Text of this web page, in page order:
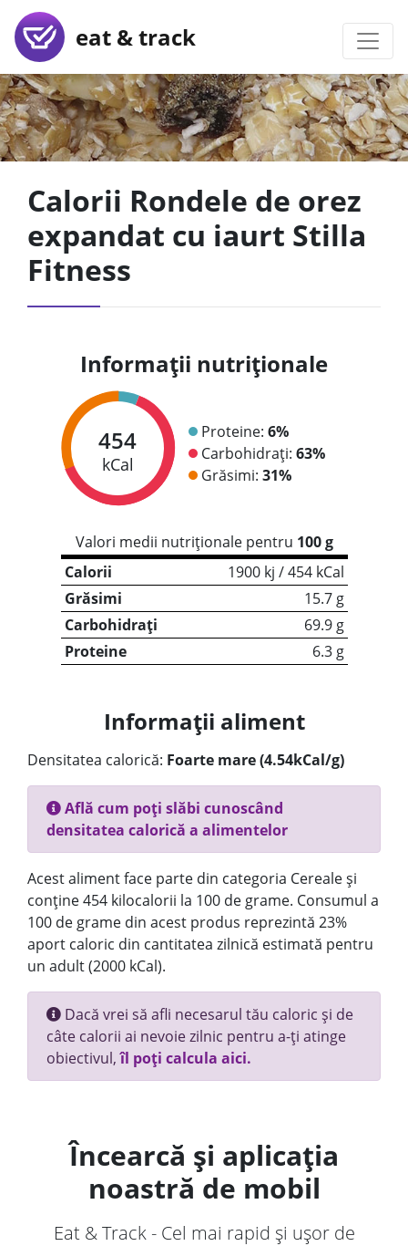
eat & track
Calorii Rondele de orez
expandat cu iaurt Stilla
Fitness
Informații nutriționale
454
kCal
Proteine: 6%
Carbohidrați: 63%
Grăsimi: 31%
Valori medii nutriționale pentru 100 g
Calorii
1900 kj / 454 kCal
Grăsimi
15.7 g
Carbohidrați
69.9 g
Proteine
6.3 g
Informații aliment
Densitatea calorică: Foarte mare (4.54kCal/g)
Află cum poți slăbi cunoscând
densitatea calorică a alimentelor
Acest aliment face parte din categoria Cereale și
conține 454 kilocalorii la 100 de grame. Consumul a
100 de grame din acest produs reprezintă 23%
aport caloric din cantitatea zilnică estimată pentru
un adult (2000 kCal).
Dacă vrei să afli necesarul tău caloric și de
câte calorii ai nevoie zilnic pentru a-ți atinge
obiectivul,îl poți calcula aici.
Încearcă și aplicația
noastră de mobil
Eat & Track - Cel mai rapid și ușor de